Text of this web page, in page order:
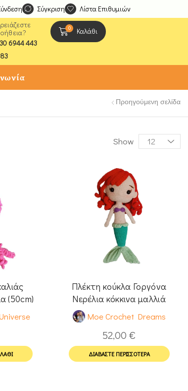
Ανακαλύψτε μοναδικές δημιουργίες από τους
Σύγκριση Λίστα Επιθυμιών
6944 443
0 Καλάθι
Προηγούμενη σελίδα
Show
(50cm)
Πλέκτη κούκλα Γοργόνα
Νερέλια κόκκινα μαλλιά
Moe Crochet Dreams
52,00€
ΔΙΑΒΆΣΤΕ ΠΕΡΙΣΣΌΤΕΡΑ